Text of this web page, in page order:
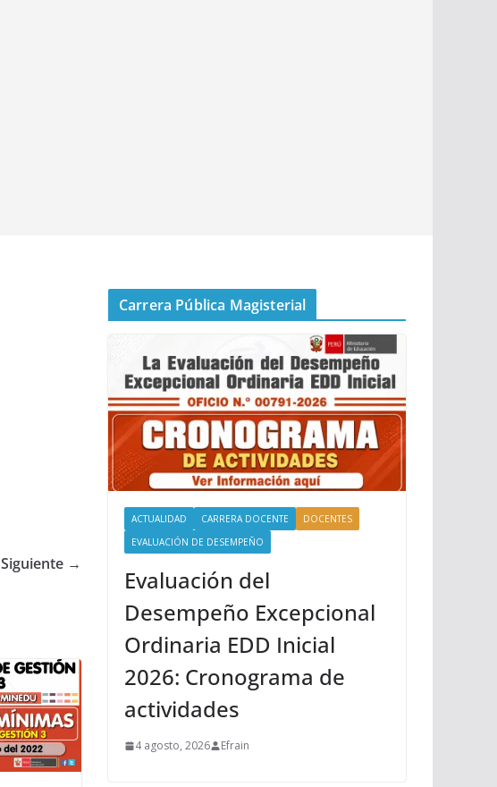
Siguiente →
Carrera Pública Magisterial
ACTUALIDAD CARRERA DOCENTE
DOCENTES
EVALUACIÓN DE DESEMPEÑO
Evaluación del
Desempeño Excepcional
Ordinaria EDD Inicial
2026: Cronograma de
actividades
4 agosto, 2026 Efrain